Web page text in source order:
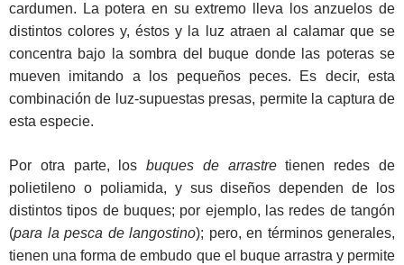
cardumen. La potera en su extremo lleva los anzuelos de
distintos colores y, éstos y la luz atraen al calamar que se
concentra bajo la sombra del buque donde las poteras se
mueven imitando a los pequeños peces. Es decir, esta
combinación de luz-supuestas presas, permite la captura de
esta especie.
Por otra parte, losbuques de arrastretienen redes de
polietileno o poliamida, y sus diseños dependen de los
distintos tipos de buques; por ejemplo, las redes de tangón
(para la pesca de langostino); pero, en términos generales,
tienen una forma de embudo que el buque arrastra y permite